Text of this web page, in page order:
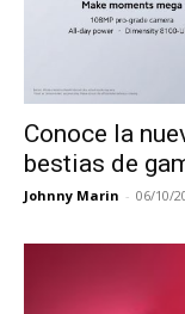
Conoce la
bestias de
Johnny Marin - 06/10/